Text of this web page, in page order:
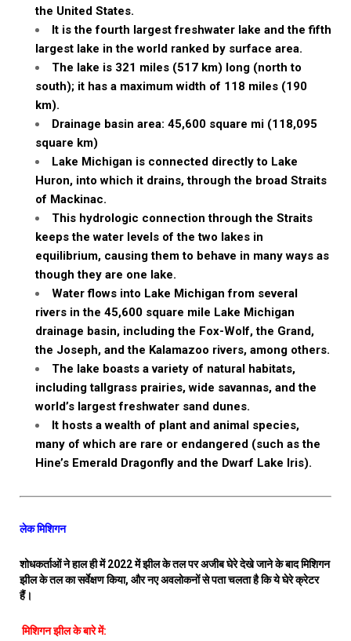
the United States.
It is the fourth largest freshwater lake and the fifth
largest lake in the world ranked by surface area.
The lake is 321 miles (517 km) long (north to
south); it has a maximum width of 118 miles (190
km).
Drainage basin area: 45,600 square mi (118,095
square km)
Lake Michigan is connected directly to Lake
Huron, into which it drains, through the broad Straits
of Mackinac.
This hydrologic connection through the Straits
keeps the water levels of the two lakes in
equilibrium, causing them to behave in many ways as
though they are one lake.
Water flows into Lake Michigan from several
rivers in the 45,600 square mile Lake Michigan
drainage basin, including the Fox-Wolf, the Grand,
the Joseph, and the Kalamazoo rivers, among others.
The lake boasts a variety of natural habitats,
including tallgrass prairies, wide savannas, and the
world’s largest freshwater sand dunes.
It hosts a wealth of plant and animal species,
many of which are rare or endangered (such as the
Hine’s Emerald Dragonfly and the Dwarf Lake Iris).
लेक मिशिगन
शोधकर्ताओं ने हाल ही में 2022 में झील के तल पर अजीब घेरे देखे जाने के बाद मिशिगन
झील के तल का सर्वेक्षण किया, और नए अवलोकनों से पता चलता है कि ये घेरे क्रेटर
हैं।
मिशिगन झील के बारे में: